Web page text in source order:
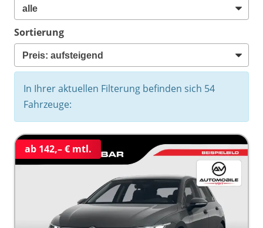
Sortierung
In Ihrer aktuellen Filterung befinden sich 54
Fahrzeuge:
ab 142,– € mtl.